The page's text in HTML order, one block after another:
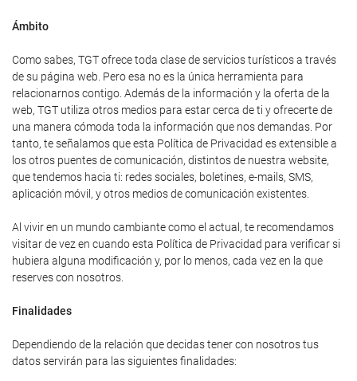
Ámbito
Como sabes, TGT ofrece toda clase de servicios turísticos a través
de su página web. Pero esa no es la única herramienta para
relacionarnos contigo. Además de la información y la oferta de la
web, TGT utiliza otros medios para estar cerca de ti y ofrecerte de
una manera cómoda toda la información que nos demandas. Por
tanto, te señalamos que esta Política de Privacidad es extensible a
los otros puentes de comunicación, distintos de nuestra website,
que tendemos hacia ti: redes sociales, boletines, e-mails, SMS,
aplicación móvil, y otros medios de comunicación existentes.
Al vivir en un mundo cambiante como el actual, te recomendamos
visitar de vez en cuando esta Política de Privacidad para verificar si
hubiera alguna modificación y, por lo menos, cada vez en la que
reserves con nosotros.
Finalidades
Dependiendo de la relación que decidas tener con nosotros tus
datos servirán para las siguientes finalidades: